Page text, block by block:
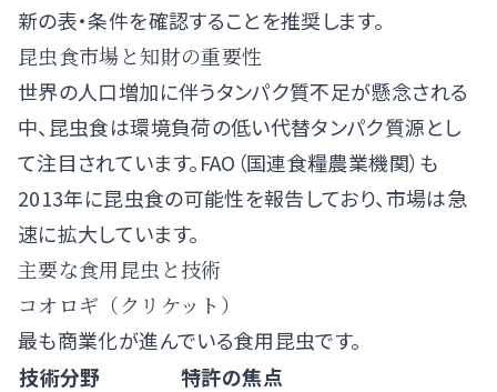
新の表・条件を確認することを推奨します。
昆虫食市場と知財の重要性
世界の人口増加に伴うタンパク質不足が懸念される
中、昆虫食は環境負荷の低い代替タンパク質源とし
て注目されています。FAO（国連食糧農業機関）も
2013年に昆虫食の可能性を報告しており、市場は急
速に拡大しています。
主要な食用昆虫と技術
コオロギ（クリケット）
最も商業化が進んでいる食用昆虫です。
技術分野
特許の焦点